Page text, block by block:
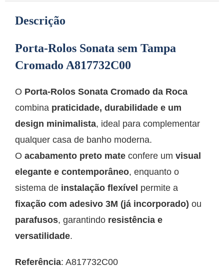
Descrição
Porta-Rolos Sonata sem Tampa
Cromado A817732C00
O Porta-Rolos Sonata Cromado da Roca
combina praticidade, durabilidade e um
design minimalista, ideal para complementar
qualquer casa de banho moderna.
O acabamento preto mate confere um visual
elegante e contemporâneo, enquanto o
sistema de instalação flexível permite a
fixação com adesivo 3M (já incorporado) ou
parafusos, garantindo resistência e
versatilidade.
Referência: A817732C00